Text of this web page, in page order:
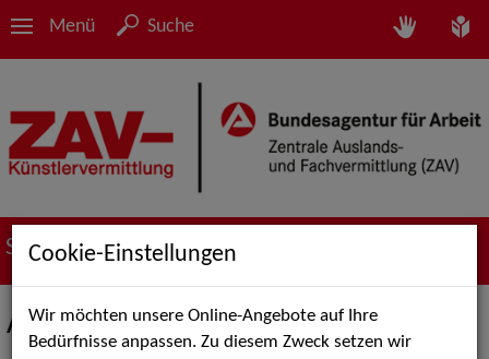
Menü Suche
Suche nach Künstler*innen
Andrea Zwicky
Cookie-Einstellungen
Wir möchten unsere Online-Angebote auf Ihre
Bedürfnisse anpassen. Zu diesem Zweck setzen wir